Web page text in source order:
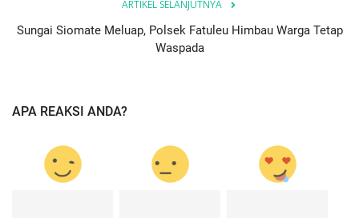
ARTIKEL SELANJUTNYA
Sungai Siomate Meluap, Polsek Fatuleu Himbau Warga Tetap
Waspada
APA REAKSI ANDA?